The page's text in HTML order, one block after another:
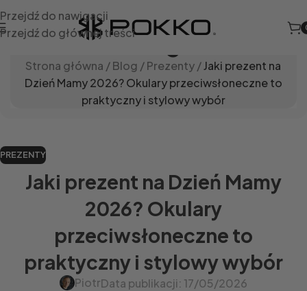
Przejdź do nawigacji
Przejdź do głównej treściBlog
Strona główna /Blog /Prezenty/Jaki prezent na
Dzień Mamy 2026? Okulary przeciwsłoneczne to
praktyczny i stylowy wybór
PREZENTY
Jaki prezent na Dzień Mamy
2026? Okulary
przeciwsłoneczne to
praktyczny i stylowy wybór
PiotrData publikacji: 17/05/2026